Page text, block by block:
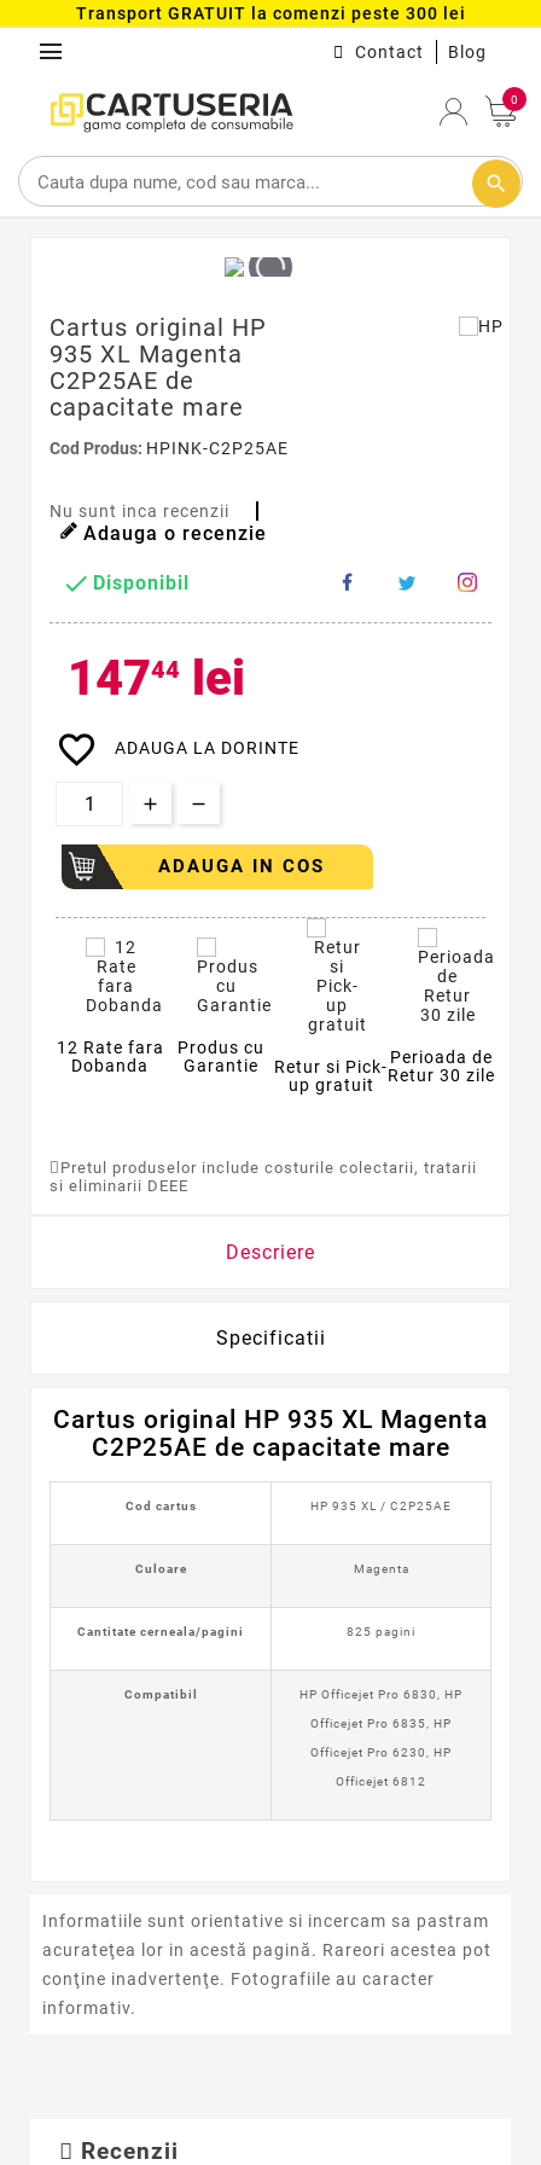
Transport GRATUIT la comenzi peste 300 lei
menu Contact Blog
0
search
Cartus original HP
935 XL Magenta
C2P25AE de
capacitate mare
Cod Produs: HPINK-C2P25AE
Nu sunt inca recenzii
Adauga o recenzie
 Disponibil
14744 lei
favorite_border ADAUGA LA DORINTE
ADAUGA IN COS
12 Rate fara
Dobanda
Produs cu
Garantie
Retur si Pick-
up gratuit
Perioada de
Retur 30 zile
Pretul produselor include costurile colectarii, tratarii
si eliminarii DEEE
Descriere
Specificatii
Cartus original HP 935 XL Magenta
C2P25AE de capacitate mare
Cod cartus HP 935 XL / C2P25AE
Culoare Magenta
Cantitate cerneala/pagini 825 pagini
Compatibil HP Officejet Pro 6830, HP
Officejet Pro 6835, HP
Officejet Pro 6230, HP
Officejet 6812
Informatiile sunt orientative si incercam sa pastram
acurateţea lor in acestă pagină. Rareori acestea pot
conţine inadvertenţe. Fotografiile au caracter
informativ.
Recenzii